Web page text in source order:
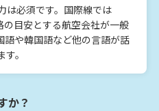
は必須です。国際線では
目安とする航空会社が一般
語や韓国語など他の言語が話
。
か？